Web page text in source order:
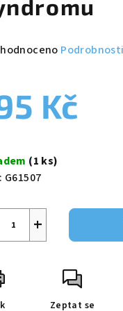
Kč
(1 ks)
G61507
+
Zeptat se